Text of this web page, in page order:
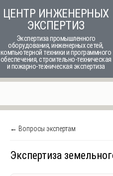
to
content
ЦЕНТР ИНЖЕНЕРНЫХ
ЭКСПЕРТИЗ
Экспертиза промышленного
оборудования, инженерных сетей,
компьютерной техники и программного
обеспечения, строительно-техническая
и пожарно-техническая экспертиза
← Вопросы экспертам
Экспертиза